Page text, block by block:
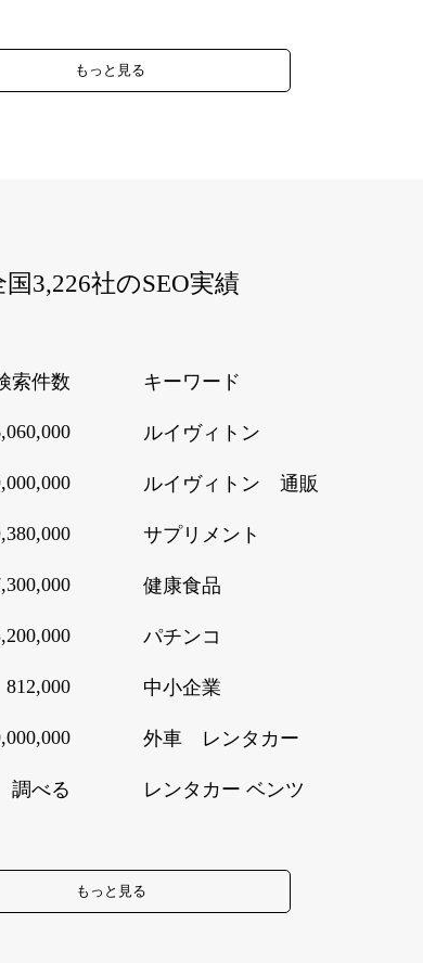
もっと見る
国3,226社のSEO実績
索件数
812,000
調べる
キーワード
ルイヴィトン
ルイヴィトン 通販
サプリメント
健康食品
パチンコ
中小企業
外車 レンタカー
レンタカー ベンツ
もっと見る